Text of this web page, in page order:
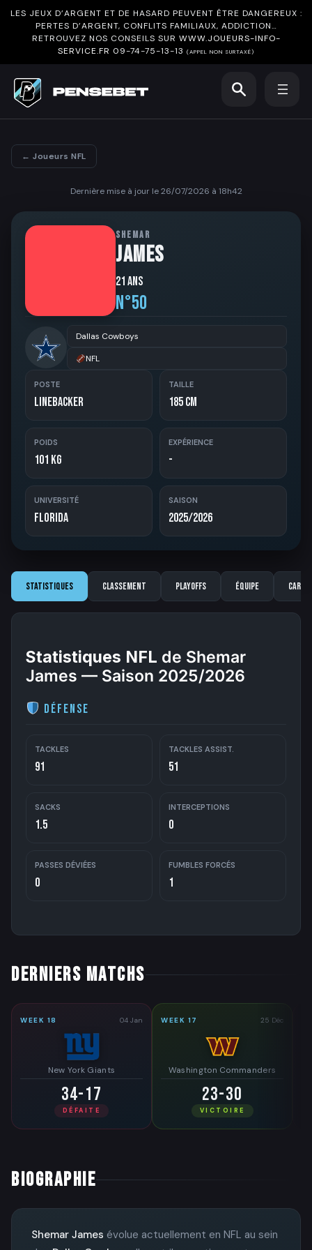
LES JEUX D’ARGENT ET DE HASARD PEUVENT ÊTRE DANGEREUX :
PERTES D’ARGENT, CONFLITS FAMILIAUX, ADDICTION…
RETROUVEZ NOS CONSEILS SUR WWW.JOUEURS-INFO-
SERVICE.FR 09-74-75-13-13 (APPEL NON SURTAXÉ)
← Joueurs NFL
Dernière mise à jour le 26/07/2026 à 18h42
SHEMAR
JAMES
21 ans
N°50
Dallas Cowboys
NFL
POSTE
Linebacker
TAILLE
185 cm
POIDS
101 kg
EXPÉRIENCE
-
UNIVERSITÉ
Florida
SAISON
2025/2026
Statistiques Classement Playoffs Équipe
Statistiques NFL de Shemar
James — Saison 2025/2026
Défense
TACKLES
91
TACKLES ASSIST.
51
SACKS
1.5
INTERCEPTIONS
0
PASSES DÉVIÉES
0
FUMBLES FORCÉS
1
DERNIERS MATCHS
WEEK 18 04 Jan
New York Giants
34-17
DÉFAITE
WEEK 17 25 Déc
Washington Commanders
23-30
VICTOIRE
BIOGRAPHIE
Shemar James évolue actuellement en NFL au sein